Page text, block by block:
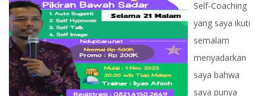
Self-Coaching
yang saya ikuti
semalam
menyadarkan
saya bahwa
saya punya